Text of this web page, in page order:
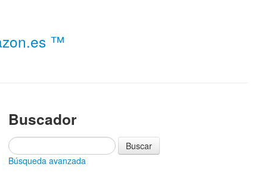
™
Buscador
Búsqueda avanzada